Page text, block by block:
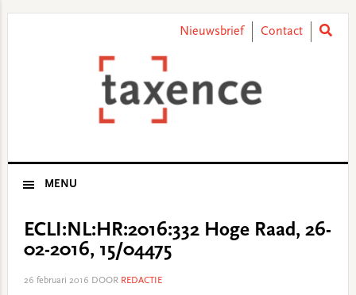
Nieuwsbrief Contact
MENU
ECLI:NL:HR:2016:332 Hoge Raad, 26-
02-2016, 15/04475
26 februari 2016 DOOR REDACTIE